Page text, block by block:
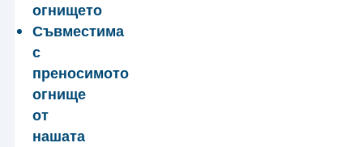
огнището
Съвместима
с
преносимото
огнище
от
нашата